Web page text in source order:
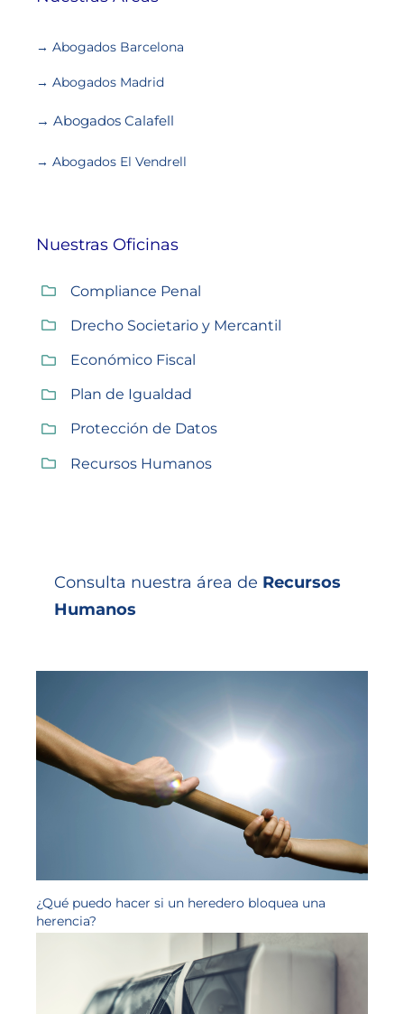
→ Abogados Barcelona
→ Abogados Madrid
→ Abogados Calafell
→ Abogados El Vendrell
Nuestras Oficinas
Compliance Penal
Drecho Societario y Mercantil
Económico Fiscal
Plan de Igualdad
Protección de Datos
Recursos Humanos
Consulta nuestra área de Recursos
Humanos
¿Qué puedo hacer si un heredero bloquea una
herencia?